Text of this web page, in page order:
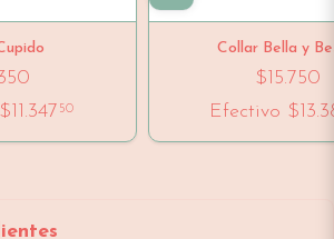
$11.347 50
Collar Bella y
$15.750
Efectivo